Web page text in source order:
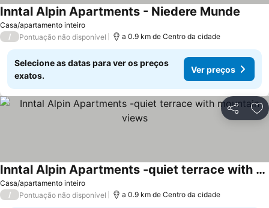
Casa/apartamento inteiro
Inntal Alpin Apartments - Niedere Munde
/ Pontuação não disponível a 0.9 km de Centro da cidade
Selecione as datas para ver os preços
exatos.
Ver preços
Partilhar
Casa/apartamento inteiro
Inntal Alpin Apartments -quiet terrace with mountain views
Ver preços
/ Pontuação não disponível a 0.9 km de Centro da cidade